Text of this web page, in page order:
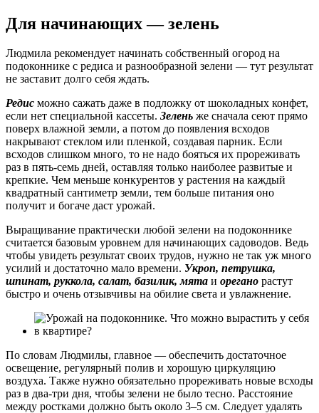
Для начинающих — зелень
Людмила рекомендует начинать собственный огород на
подоконнике с редиса и разнообразной зелени — тут результат
не заставит долго себя ждать.
Редис можно сажать даже в подложку от шоколадных конфет,
если нет специальной кассеты. Зелень же сначала сеют прямо
поверх влажной земли, а потом до появления всходов
накрывают стеклом или пленкой, создавая парник. Если
всходов слишком много, то не надо бояться их прореживать
раз в пять-семь дней, оставляя только наиболее развитые и
крепкие. Чем меньше конкурентов у растения на каждый
квадратный сантиметр земли, тем больше питания оно
получит и богаче даст урожай.
Выращивание практически любой зелени на подоконнике
считается базовым уровнем для начинающих садоводов. Ведь
чтобы увидеть результат своих трудов, нужно не так уж много
усилий и достаточно мало времени. Укроп, петрушка,
шпинат, руккола, салат, базилик, мята и орегано растут
быстро и очень отзывчивы на обилие света и увлажнение.
По словам Людмилы, главное — обеспечить достаточное
освещение, регулярный полив и хорошую циркуляцию
воздуха. Также нужно обязательно прореживать новые всходы
раз в два-три дня, чтобы зелени не было тесно. Расстояние
между ростками должно быть около 3–5 см. Следует удалять